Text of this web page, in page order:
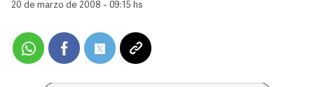
20 de marzo de 2008 - 09:15 hs